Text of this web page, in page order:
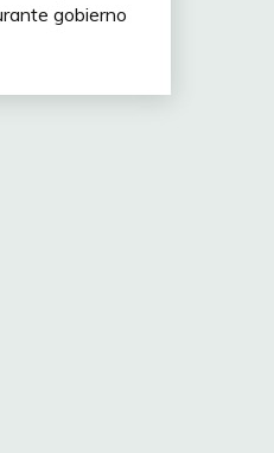
gobierno